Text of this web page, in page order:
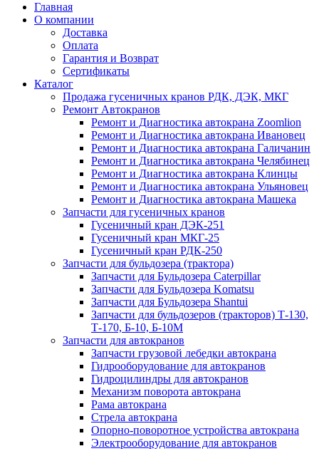
Главная
О компании
Доставка
Оплата
Гарантия и Возврат
Сертификаты
Каталог
Продажа гусеничных кранов РДК, ДЭК, МКГ
Ремонт Автокранов
Ремонт и Диагностика автокрана Zoomlion
Ремонт и Диагностика автокрана Ивановец
Ремонт и Диагностика автокрана Галичанин
Ремонт и Диагностика автокрана Челябинец
Ремонт и Диагностика автокрана Клинцы
Ремонт и Диагностика автокрана Ульяновец
Ремонт и Диагностика автокрана Машека
Запчасти для гусеничных кранов
Гусеничный кран ДЭК-251
Гусеничный кран МКГ-25
Гусеничный кран РДК-250
Запчасти для бульдозера (трактора)
Запчасти для Бульдозера Caterpillar
Запчасти для Бульдозера Komatsu
Запчасти для Бульдозера Shantui
Запчасти для бульдозеров (тракторов) Т-130,
Т-170, Б-10, Б-10М
Запчасти для автокранов
Запчасти грузовой лебедки автокрана
Гидрооборудование для автокранов
Гидроцилиндры для автокранов
Механизм поворота автокрана
Рама автокрана
Стрела автокрана
Опорно-поворотное устройства автокрана
Электрооборудование для автокранов